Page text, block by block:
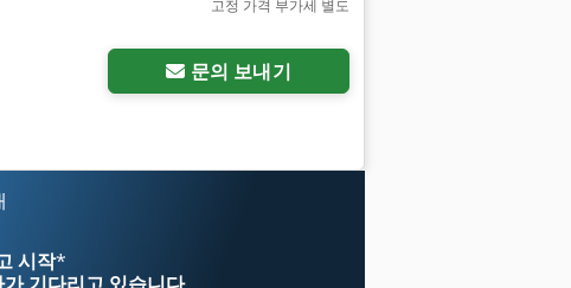
추가 사진 요청
고정 가격 부가세 별도
문의 보내기
시작*